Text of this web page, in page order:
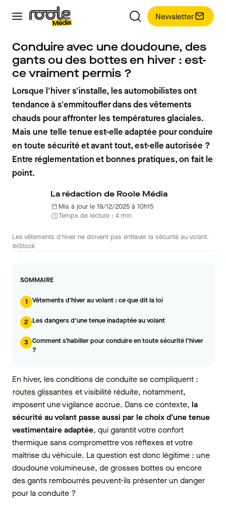
Newsletter
Conduire avec une doudoune, des
gants ou des bottes en hiver : est-
ce vraiment permis ?
Lorsque l'hiver s'installe, les automobilistes ont
tendance à s'emmitoufler dans des vêtements
chauds pour affronter les températures glaciales.
Mais une telle tenue est-elle adaptée pour conduire
en toute sécurité et avant tout, est-elle autorisée ?
Entre réglementation et bonnes pratiques, on fait le
point.
La rédaction de Roole Média
Mis à jour le 19/12/2025 à 10h15
Temps de lecture : 4 min
Les vêtements d'hiver ne doivent pas entraver la sécurité au volant.
©iStock
SOMMAIRE
1 Vêtements d'hiver au volant : ce que dit la loi
2 Les dangers d’une tenue inadaptée au volant
3 Comment s'habiller pour conduire en toute sécurité l’hiver
?
En hiver, les conditions de conduite se compliquent :
routes glissantes et visibilité réduite, notamment,
imposent une vigilance accrue. Dans ce contexte, la
sécurité au volant passe aussi par le choix d’une tenue
vestimentaire adaptée, qui garantit votre confort
thermique sans compromettre vos réflexes et votre
maîtrise du véhicule. La question est donc légitime : une
doudoune volumineuse, de grosses bottes ou encore
des gants rembourrés peuvent-ils présenter un danger
pour la conduite ?